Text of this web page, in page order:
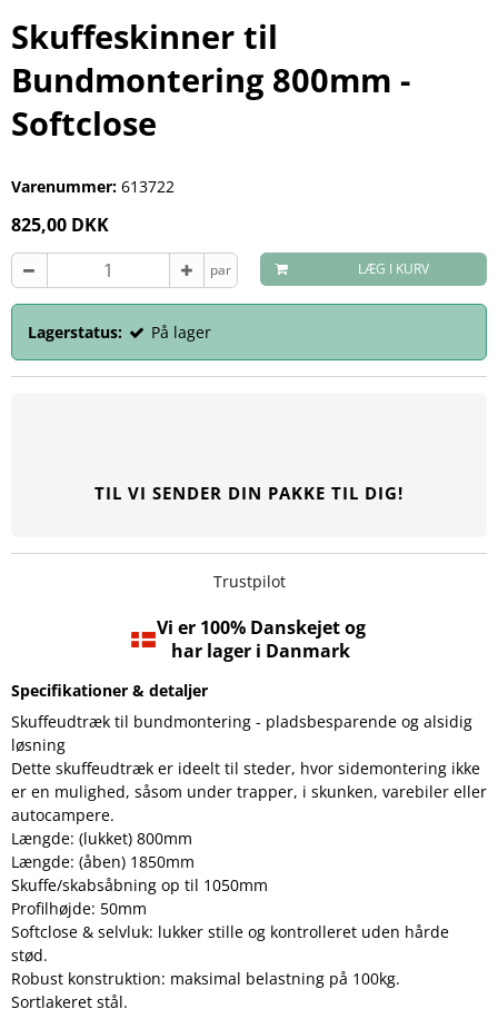
Skuffeskinner til
Bundmontering 800mm -
Softclose
Varenummer: 613722
825,00 DKK
par LÆG I KURV
Lagerstatus: På lager
TIL VI SENDER DIN PAKKE TIL DIG!
Trustpilot
Vi er 100% Danskejet og
har lager i Danmark
Specifikationer & detaljer
Skuffeudtræk til bundmontering - pladsbesparende og alsidig
løsning
Dette skuffeudtræk er ideelt til steder, hvor sidemontering ikke
er en mulighed, såsom under trapper, i skunken, varebiler eller
autocampere.
Længde: (lukket) 800mm
Længde: (åben) 1850mm
Skuffe/skabsåbning op til 1050mm
Profilhøjde: 50mm
Softclose & selvluk: lukker stille og kontrolleret uden hårde
stød.
Robust konstruktion: maksimal belastning på 100kg.
Sortlakeret stål.